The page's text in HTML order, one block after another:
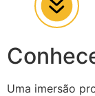
Uma imersão